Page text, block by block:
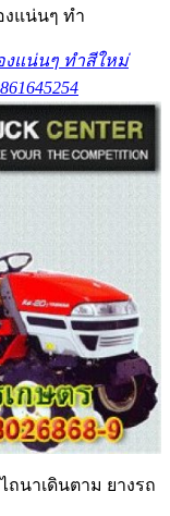
งแน่นๆ ทำ
งแน่นๆ ทำสีใหม่
ถนาเดินตาม ยางรถ